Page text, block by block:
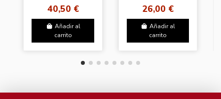
40,50 €
Añadir al
carrito
26,00 €
Añadir al
carrito